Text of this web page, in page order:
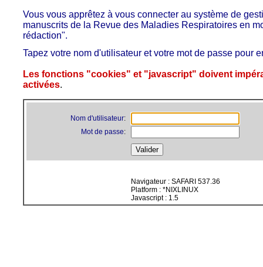
Vous vous apprêtez à vous connecter au système de
manuscrits de la Revue des Maladies Respiratoires en
rédaction".
Tapez votre nom d'utilisateur et votre mot de passe pour
Les fonctions "cookies" et "javascript" doivent
activées.
Nom d'utilisateur:
Mot de passe:
Navigateur : SAFARI 537.36
Platform : *NIXLINUX
Javascript : 1.5